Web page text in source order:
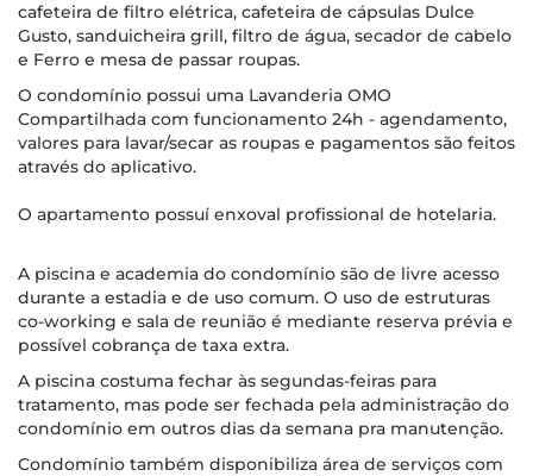
cafeteira de filtro elétrica, cafeteira de cápsulas Dulce
Gusto, sanduicheira grill, filtro de água, secador de cabelo
e Ferro e mesa de passar roupas.
O condomínio possui uma Lavanderia OMO
Compartilhada com funcionamento 24h - agendamento,
valores para lavar/secar as roupas e pagamentos são feitos
através do aplicativo.
O apartamento possuí enxoval profissional de hotelaria.
A piscina e academia do condomínio são de livre acesso
durante a estadia e de uso comum. O uso de estruturas
co-working e sala de reunião é mediante reserva prévia e
possível cobrança de taxa extra.
A piscina costuma fechar às segundas-feiras para
tratamento, mas pode ser fechada pela administração do
condomínio em outros dias da semana pra manutenção.
Condomínio também disponibiliza área de serviços com